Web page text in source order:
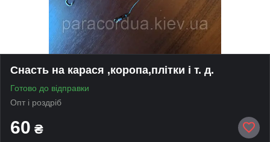
Снасть на карася ,коропа,плітки і т. д.
Готово до відправки
Опт і роздріб
60 ₴